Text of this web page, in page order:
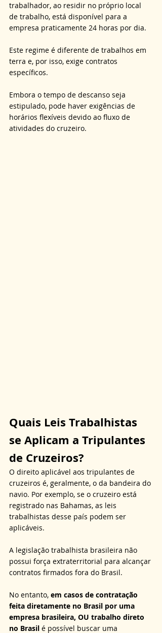
trabalhador, ao residir no próprio local
de trabalho, está disponível para a
empresa praticamente 24 horas por dia.
Este regime é diferente de trabalhos em
terra e, por isso, exige contratos
específicos.
Embora o tempo de descanso seja
estipulado, pode haver exigências de
horários flexíveis devido ao fluxo de
atividades do cruzeiro.
Quais Leis Trabalhistas
se Aplicam a Tripulantes
de Cruzeiros?
O direito aplicável aos tripulantes de
cruzeiros é, geralmente, o da bandeira do
navio. Por exemplo, se o cruzeiro está
registrado nas Bahamas, as leis
trabalhistas desse país podem ser
aplicáveis.
A legislação trabalhista brasileira não
possui força extraterritorial para alcançar
contratos firmados fora do Brasil.
No entanto, em casos de contratação
feita diretamente no Brasil por uma
empresa brasileira, OU trabalho direto
no Brasil é possível buscar uma